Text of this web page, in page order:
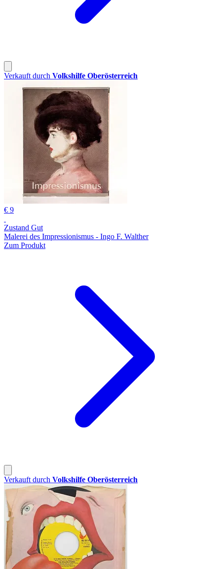
Verkauft durch Volkshilfe Oberösterreich
€ 9
Zustand Gut
Malerei des Impressionismus - Ingo F. Walther
Zum Produkt
Verkauft durch Volkshilfe Oberösterreich